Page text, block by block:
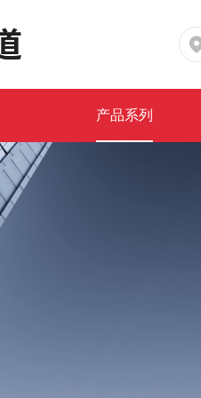
产品系列